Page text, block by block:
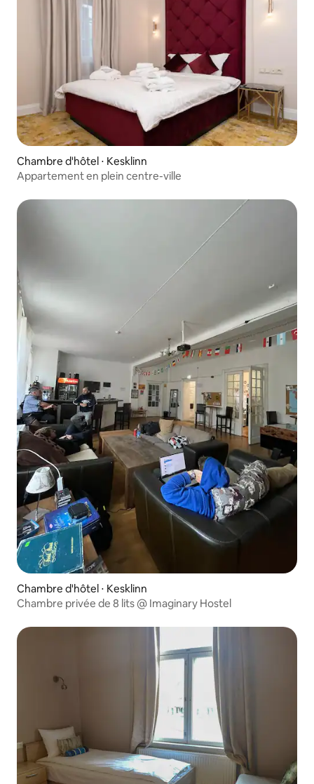
Chambre d'hôtel ⋅ Kesklinn
Appartement en plein centre-ville
Chambre d'hôtel ⋅ Kesklinn
Chambre privée de 8 lits @ Imaginary Hostel